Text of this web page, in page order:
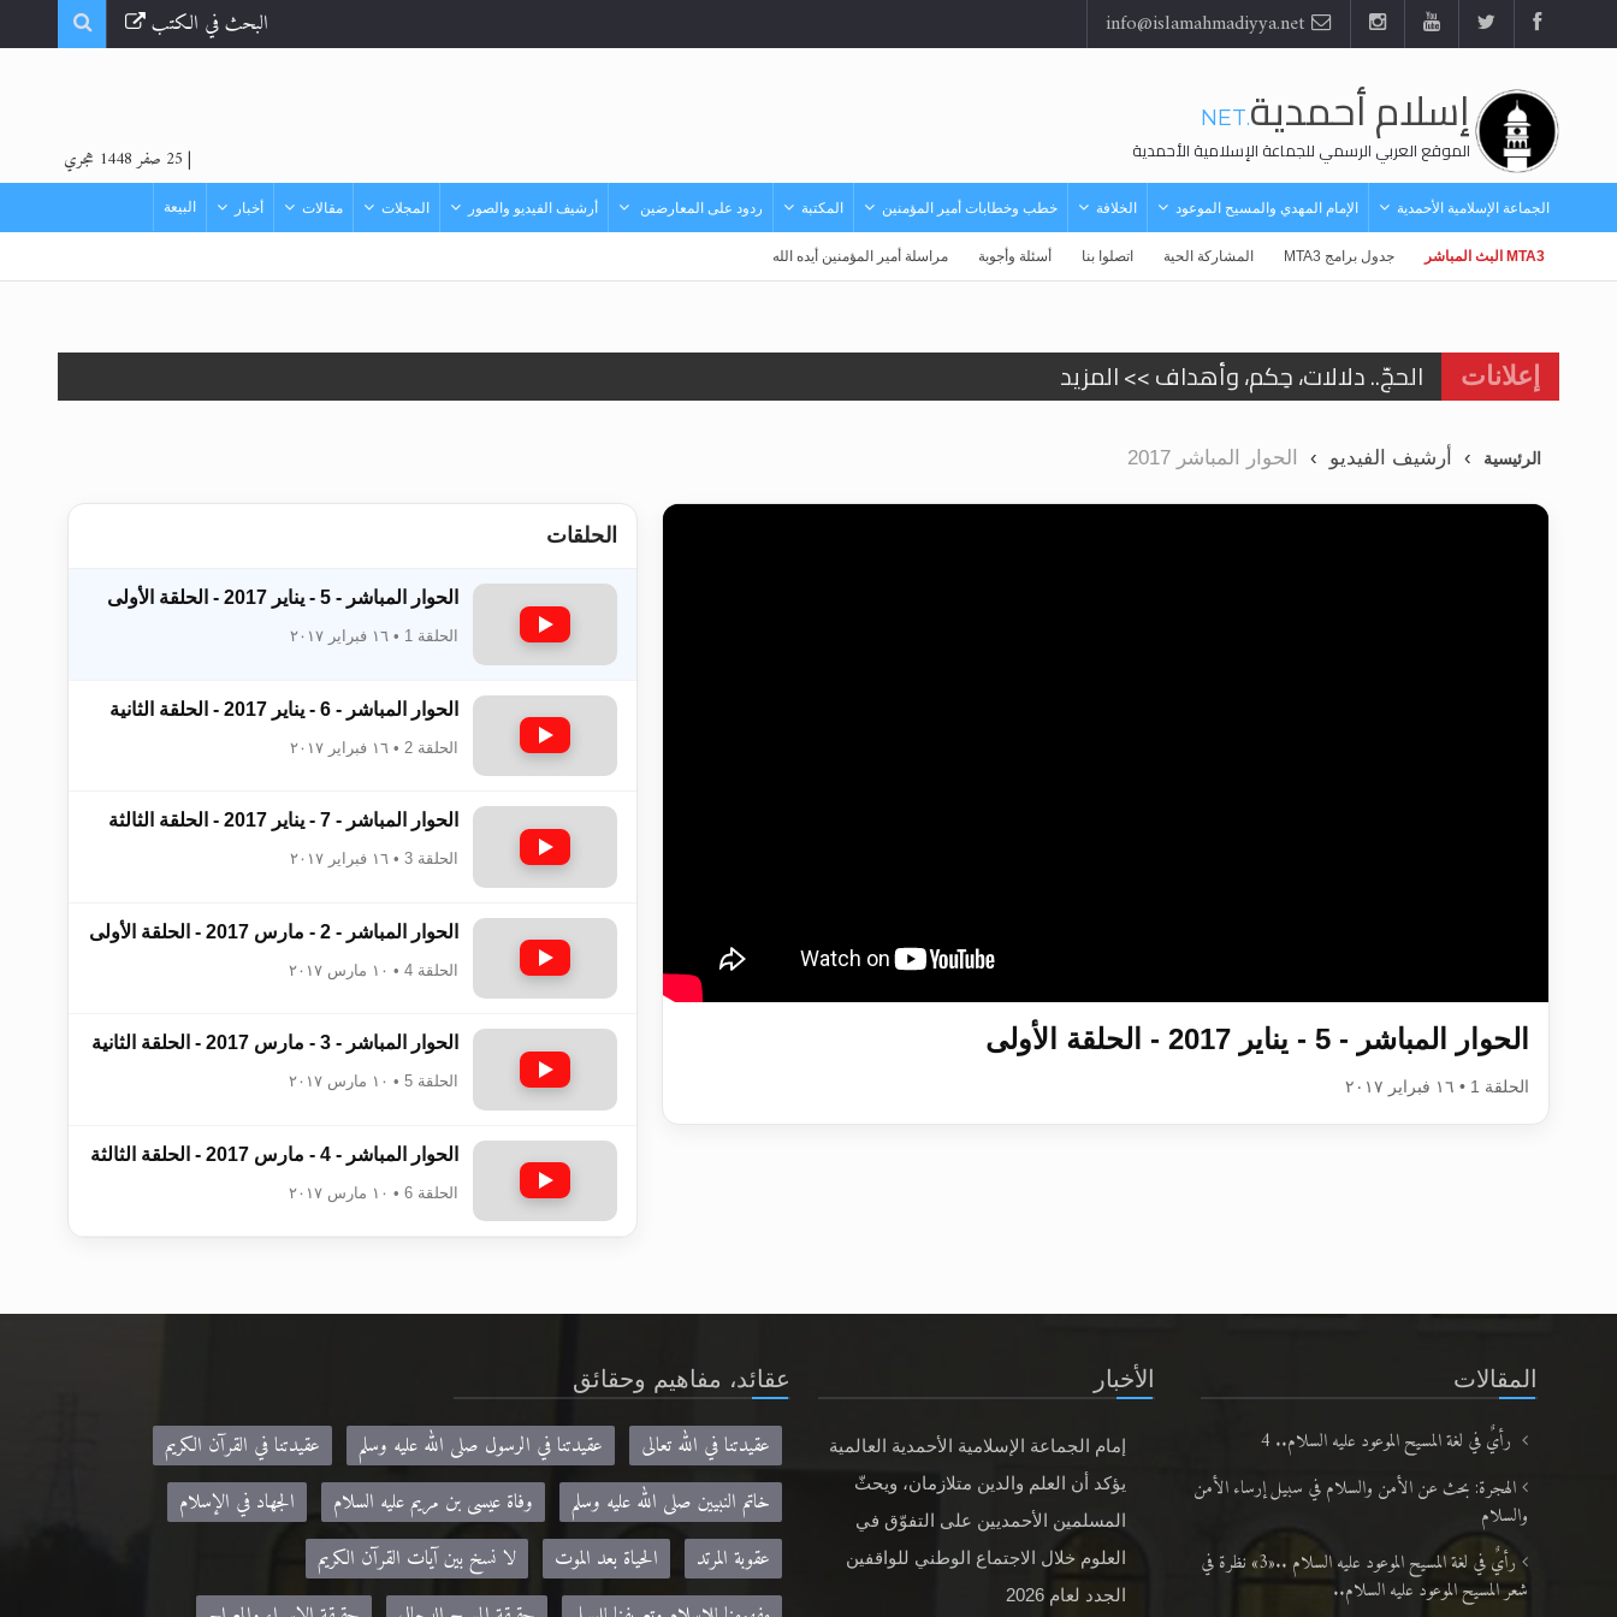
البحث في الكتب
إسلام أحمدية.NET
الموقع العربي الرسمي للجماعة الإسلامية الأحمدية | 25 صفر 1448 هجري
الجماعة الإسلامية الأحمدية الإمام المهدي والمسيح الموعود الخلافة خطب وخطابات أمير المؤمنين المكتبة ردود على المعارضين أرشيف الفيديو والصور المجلات مقالات أخبار البيعة
MTA3 البث المباشر جدول برامج MTA3 المشاركة الحية اتصلوا بنا أسئلة وأجوبة مراسلة أمير المؤمنين أيده الله
إعلانات
الحجّ.. دلالات، حِكم، وأهداف >> المزيد
اقرأ هذا المقال في أهمية عيد الأضحى وأحكامه >> المزيد
إعلان هامّ بخصوص الرسائل المرسلة إلى حضرة امير المؤمنين أيده الله والمكتب العربي >> المزيد
الرئيسية أرشيف الفيديو الحوار المباشر 2017
الحوار المباشر - 5 - يناير 2017 - الحلقة الأولى
الحلقة 1 • ١٦ فبراير ٢٠١٧
الحلقات
الحوار المباشر - 5 - يناير 2017 - الحلقة الأولى
الحلقة 1 • ١٦ فبراير ٢٠١٧
الحوار المباشر - 6 - يناير 2017 - الحلقة الثانية
الحلقة 2 • ١٦ فبراير ٢٠١٧
الحوار المباشر - 7 - يناير 2017 - الحلقة الثالثة
الحلقة 3 • ١٦ فبراير ٢٠١٧
الحوار المباشر - 2 - مارس 2017 - الحلقة الأولى
الحلقة 4 • ١٠ مارس ٢٠١٧
الحوار المباشر - 3 - مارس 2017 - الحلقة الثانية
الحلقة 5 • ١٠ مارس ٢٠١٧
الحوار المباشر - 4 - مارس 2017 - الحلقة الثالثة
الحلقة 6 • ١٠ مارس ٢٠١٧
المقالات
رأيٌ في لغة المسيح الموعود عليه السلام.. 4
الهجرة: بحث عن الأمن والسلام في سبيل إرساء الأمن
والسلام
رأيٌ في لغة المسيح الموعود عليه السلام ..«3» نظرة في
شعر المسيح الموعود عليه السلام..
الأخبار
إمام الجماعة الإسلامية الأحمدية العالمية
يؤكد أن العلم والدين متلازمان، ويحثّ
المسلمين الأحمديين على التفوّق في
العلوم خلال الاجتماع الوطني للواقفين
الجدد لعام 2026
عقائد، مفاهيم وحقائق
عقيدتنا في الله تعالى عقيدتنا في الرسول صلى الله عليه وسلم
عقيدتنا في القرآن الكريم
خاتم النبيين صلى الله عليه وسلم
وفاة عيسى بن مريم عليه السلام
الجهاد في الإسلام
عقوبة المرتد
الحياة بعد الموت
لا نسخ بين آيات القرآن الكريم